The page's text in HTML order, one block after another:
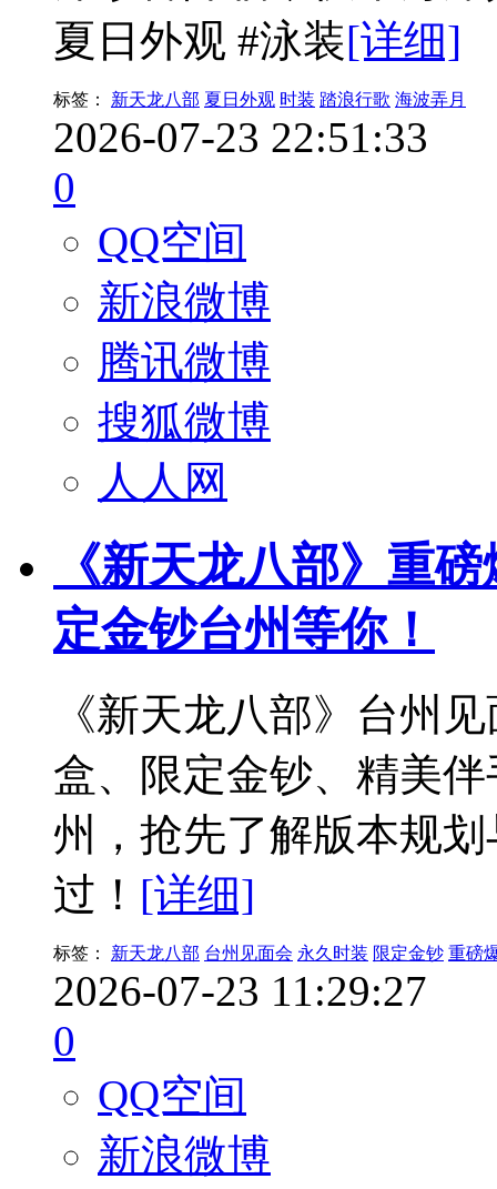
夏日外观 #泳装[详细]
标签： 新天龙八部 夏日外观 时装 踏浪行歌 海波弄月
2026-07-23 22:51:33
0
QQ空间
新浪微博
腾讯微博
搜狐微博
人人网
《新天龙八部》重
定金钞台州等你！
《新天龙八部》台州
盒、限定金钞、精美
州，抢先了解版本规
过！ [详细]
标签： 新天龙八部 台州见面会 永久时装 限定金钞 重磅
2026-07-23 11:29:27
0
QQ空间
新浪微博